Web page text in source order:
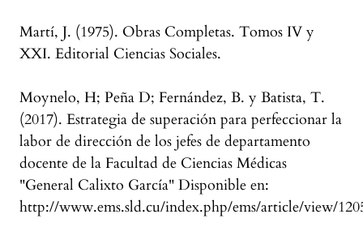
Martí, J. (1975). Obras Completas. Tomos IV y
XXI. Editorial Ciencias Sociales.
Moynelo, H; Peña D; Fernández, B. y Batista, T.
(2017). Estrategia de superación para perfeccionar la
labor de dirección de los jefes de departamento
docente de la Facultad de Ciencias Médicas
"General Calixto García" Disponible en:
http://www.ems.sld.cu/index.php/ems/article/view/